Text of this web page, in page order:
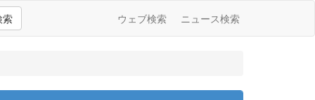
索 ウェブ検索 ニュース検索